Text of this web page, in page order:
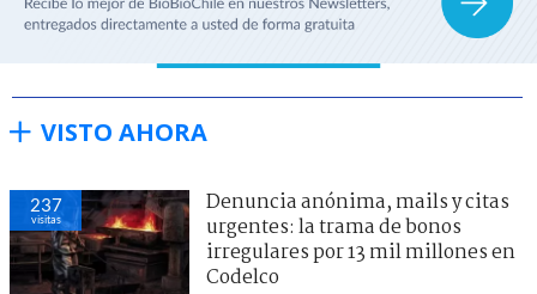
VISTO AHORA
237
visitas
Denuncia anónima, mails y citas
urgentes: la trama de bonos
irregulares por 13 mil millones en
Codelco